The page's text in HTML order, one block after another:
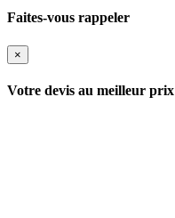
Faites-vous rappeler
×
Votre devis au meilleur prix